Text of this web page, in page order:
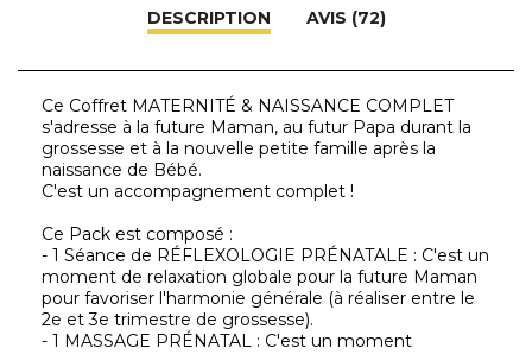
DESCRIPTION AVIS (72)
Ce Coffret MATERNITÉ & NAISSANCE COMPLET
s'adresse à la future Maman, au futur Papa durant la
grossesse et à la nouvelle petite famille après la
naissance de Bébé.
C'est un accompagnement complet !
Ce Pack est composé :
- 1 Séance de RÉFLEXOLOGIE PRÉNATALE : C'est un
moment de relaxation globale pour la future Maman
pour favoriser l'harmonie générale (à réaliser entre le
2e et 3e trimestre de grossesse).
- 1 MASSAGE PRÉNATAL : C'est un moment